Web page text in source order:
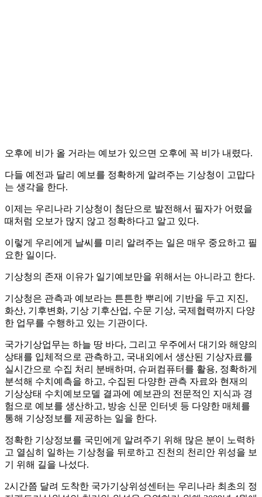
오후에 비가 올 거라는 예보가 있으면 오후에 꼭 비가 내렸다.
다들 예전과 달리 예보를 정확하게 알려주는 기상청이 고맙다
는 생각을 한다.
이제는 우리나라 기상청이 첨단으로 발전해서 필자가 어렸을
때처럼 오보가 많지 않고 정확하다고 알고 있다.
이렇게 우리에게 날씨를 미리 알려주는 일은 매우 중요하고 필
요한 일이다.
기상청의 존재 이유가 일기예보만을 위해서는 아니라고 한다.
기상청은 관측과 예보라는 튼튼한 뿌리에 기반을 두고 지진,
화산, 기후변화, 기상 기후산업, 수문 기상, 국제협력까지 다양
한 업무를 수행하고 있는 기관이다.
국가기상업무는 하늘 땅 바다, 그리고 우주에서 대기와 해양의
상태를 입체적으로 관측하고, 국내외에서 생산된 기상자료를
실시간으로 수집 처리 분배하며, 슈퍼컴퓨터를 활용, 정확하게
분석해 수치예측을 하고, 수집된 다양한 관측 자료와 현재의
기상상태 수치예보모델 결과에 예보관의 전문적인 지식과 경
험으로 예보를 생산하고, 방송 신문 인터넷 등 다양한 매체를
통해 기상정보를 제공하는 일을 한다.
정확한 기상정보를 국민에게 알려주기 위해 많은 분이 노력하
고 열심히 일하는 기상청을 뒤로하고 진천의 천리안 위성을 보
기 위해 길을 나섰다.
2시간쯤 달려 도착한 국가기상위성센터는 우리나라 최초의 정